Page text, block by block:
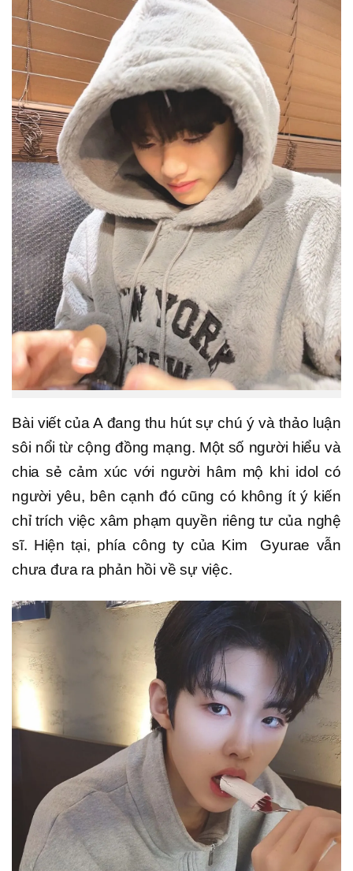
Bài viết của A đang thu hút sự chú ý và thảo luận
sôi nổi từ cộng đồng mạng. Một số người hiểu và
chia sẻ cảm xúc với người hâm mộ khi idol có
người yêu, bên cạnh đó cũng có không ít ý kiến
chỉ trích việc xâm phạm quyền riêng tư của nghệ
sĩ. Hiện tại, phía công ty của Kim Gyurae vẫn
chưa đưa ra phản hồi về sự việc.